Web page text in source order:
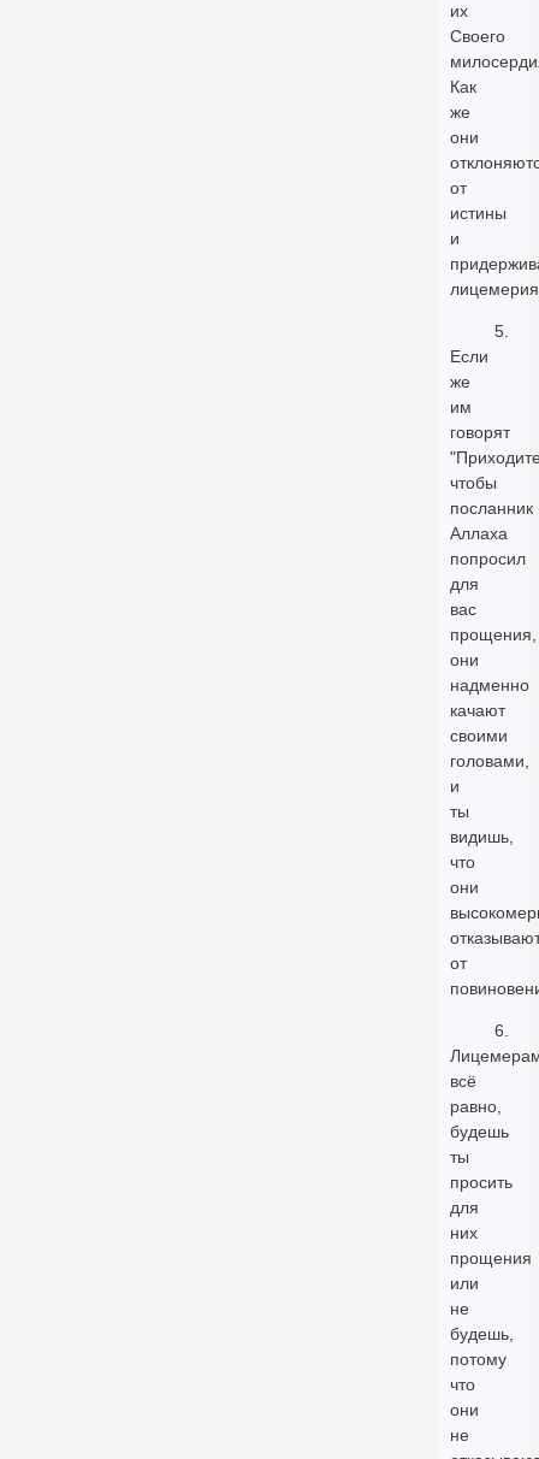
их
Своего
Как
же
они
от
истины
и
5.
Если
же
им
говорят
чтобы
посланник
Аллаха
попросил
для
вас
прощения,
они
надменно
качают
своими
головами,
и
ты
видишь,
что
они
от
6.
всё
равно,
будешь
ты
просить
для
них
прощения
или
не
будешь,
потому
что
они
не